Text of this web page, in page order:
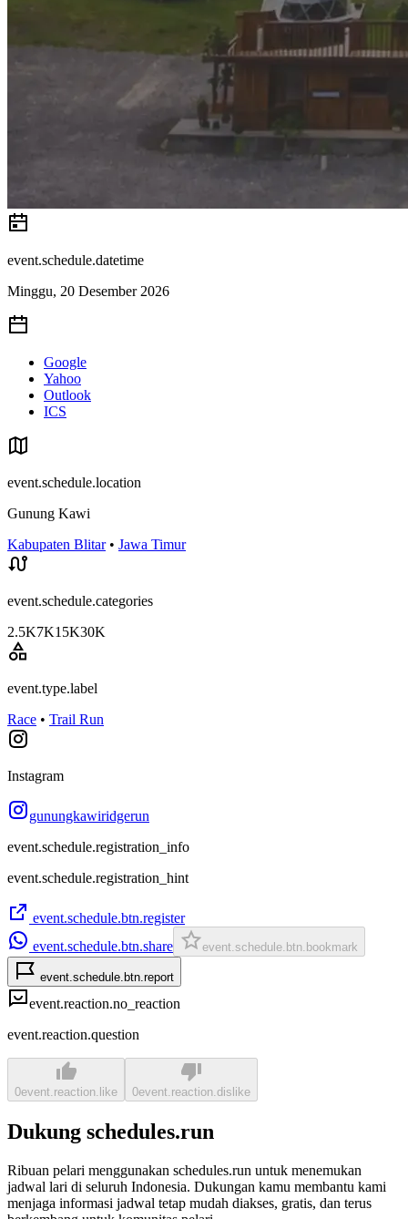
event.schedule.datetime
Minggu, 20 Desember 2026
Google
Yahoo
Outlook
ICS
event.schedule.location
Gunung Kawi
Kabupaten Blitar• Jawa Timur
event.schedule.categories
2.5K7K15K30K
event.type.label
Race • Trail Run
Instagram
gunungkawiridgerun
event.schedule.registration_info
event.schedule.registration_hint
event.schedule.btn.register
event.schedule.btn.share
event.schedule.btn.bookmark
event.schedule.btn.report
event.reaction.no_reaction
event.reaction.question
0event.reaction.like 0event.reaction.dislike
Dukung schedules.run
Ribuan pelari menggunakan schedules.run untuk menemukan
jadwal lari di seluruh Indonesia. Dukungan kamu membantu kami
menjaga informasi jadwal tetap mudah diakses, gratis, dan terus